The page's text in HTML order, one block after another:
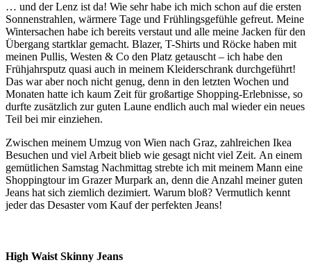
… und der Lenz ist da! Wie sehr habe ich mich schon auf die ersten
Sonnenstrahlen, wärmere Tage und Frühlingsgefühle gefreut. Meine
Wintersachen habe ich bereits verstaut und alle meine Jacken für den
Übergang startklar gemacht. Blazer, T-Shirts und Röcke haben mit
meinen Pullis, Westen & Co den Platz getauscht – ich habe den
Frühjahrsputz quasi auch in meinem Kleiderschrank durchgeführt!
Das war aber noch nicht genug, denn in den letzten Wochen und
Monaten hatte ich kaum Zeit für großartige Shopping-Erlebnisse, so
durfte zusätzlich zur guten Laune endlich auch mal wieder ein neues
Teil bei mir einziehen.
Zwischen meinem Umzug von Wien nach Graz, zahlreichen Ikea
Besuchen und viel Arbeit blieb wie gesagt nicht viel Zeit. An einem
gemütlichen Samstag Nachmittag strebte ich mit meinem Mann eine
Shoppingtour im Grazer Murpark an, denn die Anzahl meiner guten
Jeans hat sich ziemlich dezimiert. Warum bloß? Vermutlich kennt
jeder das Desaster vom Kauf der perfekten Jeans!
High Waist Skinny Jeans